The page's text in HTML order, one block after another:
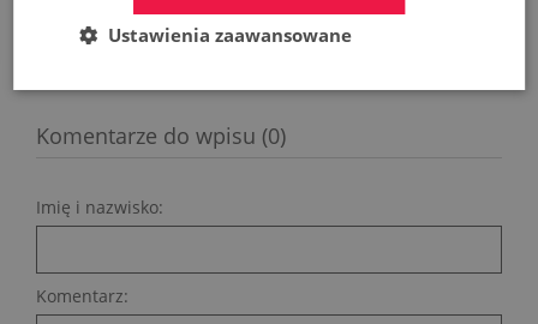
Komentarze do wpisu (0)
Imię i nazwisko:
Komentarz:
Ustawienia zaawansowane